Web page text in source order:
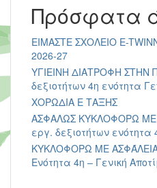
Πρόσφατα
ΕΙΜΑΣΤΕ ΣΧΟΛΕΙΟ E-
2026-27
ΥΓΙΕΙΝΗ ΔΙΑΤΡΟΦΗ ΣΤΗΝ
δεξιοτήτων 4η ενότητα
ΧΟΡΩΔΙΑ Ε ΤΑΞΗΣ
ΑΣΦΑΛΩΣ ΚΥΚΛΟΦΟΡΩ
εργ. δεξιοτήτων ενότητα
ΚΥΚΛΟΦΟΡΩ ΜΕ ΑΣΦΆΛΕΙΑ
Ενότητα 4η – Γενική